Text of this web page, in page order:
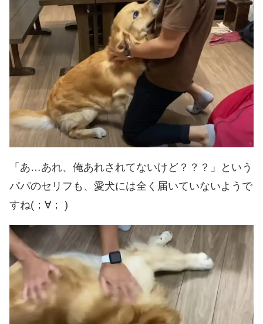
「あ…あれ、俺あれされてないけど？？？」という
パパのセリフも、愛犬には全く届いていないようで
すね(；∀； )